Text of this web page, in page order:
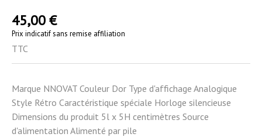
45,00 €
Prix indicatif sans remise affiliation
TTC
Marque NNOVAT Couleur Dor Type d'affichage Analogique
Style Rétro Caractéristique spéciale Horloge silencieuse
Dimensions du produit 5l x 5H centimètres Source
d'alimentation Alimenté par pile